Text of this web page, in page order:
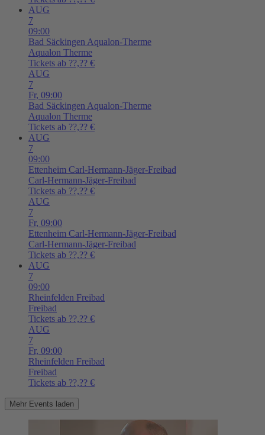
AUG
7
09:00
Bad Säckingen Aqualon-Therme
Aqualon Therme
Tickets ab ??,?? €
AUG
7
Fr, 09:00
Bad Säckingen Aqualon-Therme
Aqualon Therme
Tickets ab ??,?? €
AUG
7
09:00
Ettenheim Carl-Hermann-Jäger-Freibad
Carl-Hermann-Jäger-Freibad
Tickets ab ??,?? €
AUG
7
Fr, 09:00
Ettenheim Carl-Hermann-Jäger-Freibad
Carl-Hermann-Jäger-Freibad
Tickets ab ??,?? €
AUG
7
09:00
Rheinfelden Freibad
Freibad
Tickets ab ??,?? €
AUG
7
Fr, 09:00
Rheinfelden Freibad
Freibad
Tickets ab ??,?? €
Mehr Events laden